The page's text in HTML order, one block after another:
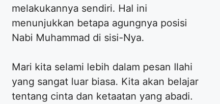
melakukannya sendiri. Hal ini
menunjukkan betapa agungnya posisi
Nabi Muhammad di sisi-Nya.
Mari kita selami lebih dalam pesan Ilahi
yang sangat luar biasa. Kita akan belajar
tentang cinta dan ketaatan yang abadi.